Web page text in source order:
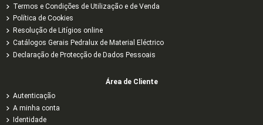
Termos e Condições de Utilização e de Venda
Política de Cookies
Resolução de Litígios online
Catálogos Gerais Pedralux de Material Eléctrico
Declaração de Protecção de Dados Pessoais
Área de Cliente
Autenticação
A minha conta
Identidade